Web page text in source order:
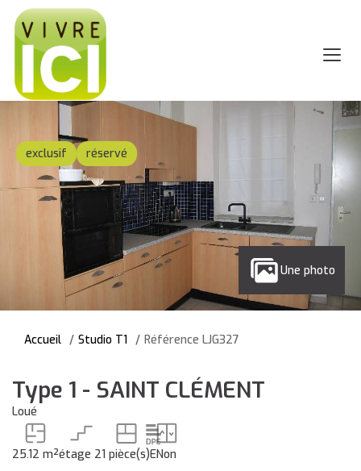
exclusif réservé
Une photo
Accueil Studio T1 Référence LJG327
Type 1 - SAINT CLÉMENT
Loué
25.12 m²étage 21 pièce(s)ENon